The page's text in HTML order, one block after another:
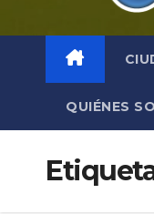
QUIÉNES